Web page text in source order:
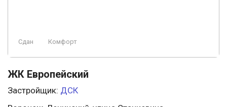
Сдан Комфорт
ЖК Европейский
Застройщик: ДСК